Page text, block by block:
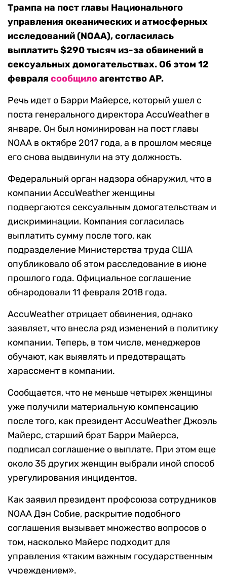
Трампа на пост главы Национального
управления океанических и атмосферных
исследований (NOAA), согласилась
выплатить $290 тысяч из-за обвинений в
сексуальных домогательствах. Об этом 12
февраля сообщилоагентство AP.
Речь идет о Барри Майерсе, который ушел с
поста генерального директора AccuWeather в
январе. Он был номинирован на пост главы
NOAA в октябре 2017 года, а в прошлом месяце
его снова выдвинули на эту должность.
Федеральный орган надзора обнаружил, что в
компании AccuWeather женщины
подвергаются сексуальным домогательствам и
дискриминации. Компания согласилась
выплатить сумму после того, как
подразделение Министерства труда США
опубликовало об этом расследование в июне
прошлого года. Официальное соглашение
обнародовали 11 февраля 2018 года.
AccuWeather отрицает обвинения, однако
заявляет, что внесла ряд изменений в политику
компании. Теперь, в том числе, менеджеров
обучают, как выявлять и предотвращать
харассмент в компании.
Сообщается, что не меньше четырех женщины
уже получили материальную компенсацию
после того, как президент AccuWeather Джоэль
Майерс, старший брат Барри Майерса,
подписал соглашение о выплате. При этом еще
около 35 других женщин выбрали иной способ
урегулирования инцидентов.
Как заявил президент профсоюза сотрудников
NOAA Дэн Собие, раскрытие подобного
соглашения вызывает множество вопросов о
том, насколько Майерс подходит для
управления «таким важным государственным
учреждением».